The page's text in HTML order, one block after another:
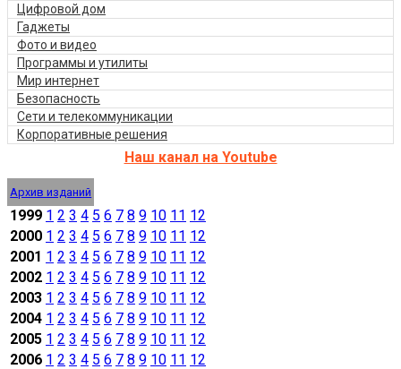
Цифровой дом
Гаджеты
Фото и видео
Программы и утилиты
Мир интернет
Безопасность
Сети и телекоммуникации
Корпоративные решения
Наш канал на Youtube
Архив изданий
1999 1 2 3 4 5 6 7 8 9 10 11 12
2000 1 2 3 4 5 6 7 8 9 10 11 12
2001 1 2 3 4 5 6 7 8 9 10 11 12
2002 1 2 3 4 5 6 7 8 9 10 11 12
2003 1 2 3 4 5 6 7 8 9 10 11 12
2004 1 2 3 4 5 6 7 8 9 10 11 12
2005 1 2 3 4 5 6 7 8 9 10 11 12
2006 1 2 3 4 5 6 7 8 9 10 11 12